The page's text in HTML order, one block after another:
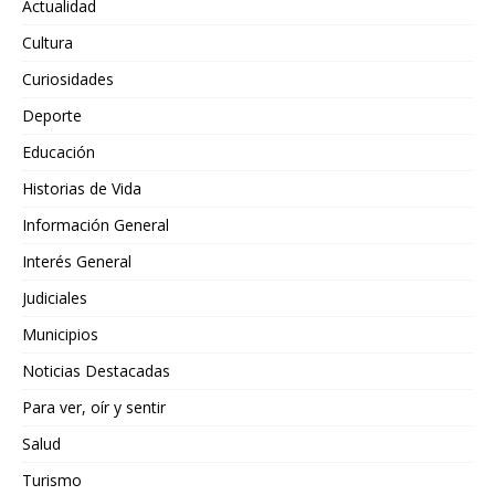
Actualidad
Cultura
Curiosidades
Deporte
Educación
Historias de Vida
Información General
Interés General
Judiciales
Municipios
Noticias Destacadas
Para ver, oír y sentir
Salud
Turismo